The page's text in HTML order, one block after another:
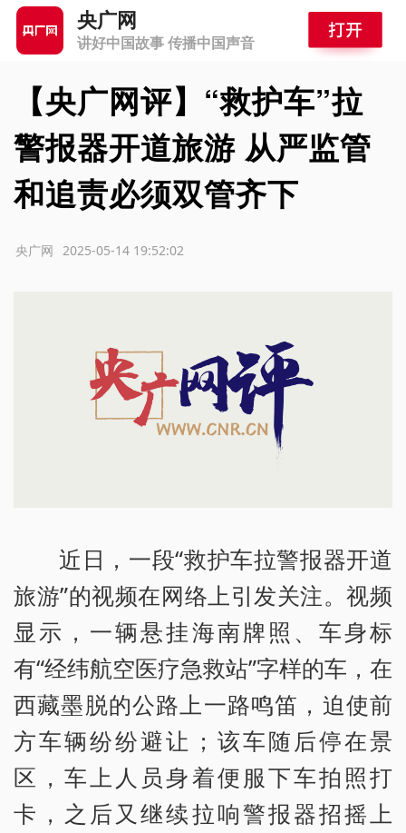
央广网
讲好中国故事 传播中国声音
【央广网评】“救护车”拉
警报器开道旅游 从严监管
和追责必须双管齐下
2025-05-14 19:52:02
央广网
近日，一段“救护车拉警报器开道
旅游”的视频在网络上引发关注。视频
显示，一辆悬挂海南牌照、车身标
有“经纬航空医疗急救站”字样的车，在
西藏墨脱的公路上一路鸣笛，迫使前
方车辆纷纷避让；该车随后停在景
区，车上人员身着便服下车拍照打
卡，之后又继续拉响警报器招摇上